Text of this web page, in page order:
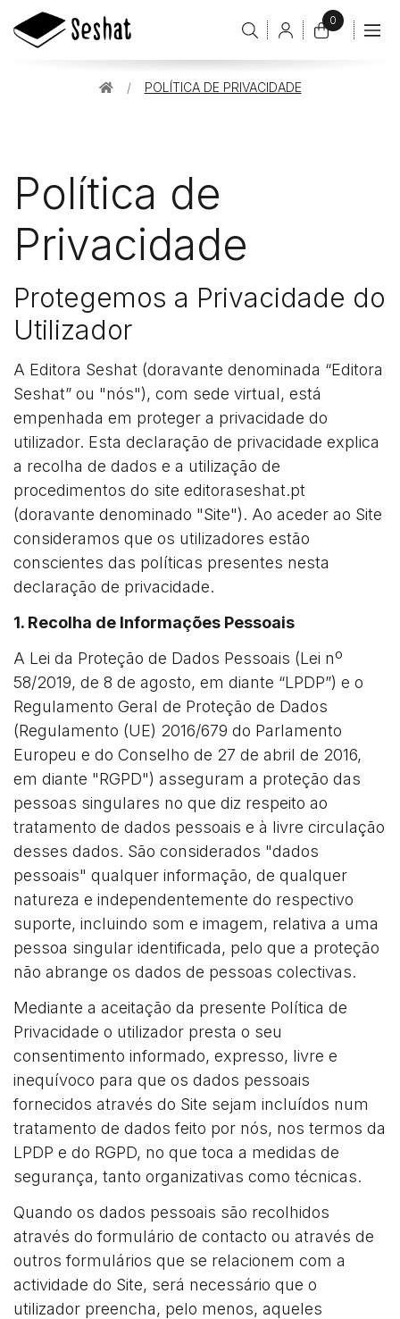
Conta
0
POLÍTICA DE PRIVACIDADE
Política de
Privacidade
Protegemos a Privacidade do
Utilizador
A Editora Seshat (doravante denominada “Editora
Seshat” ou "nós"), com sede virtual, está
empenhada em proteger a privacidade do
utilizador. Esta declaração de privacidade explica
a recolha de dados e a utilização de
procedimentos do site editoraseshat.pt
(doravante denominado "Site"). Ao aceder ao Site
consideramos que os utilizadores estão
conscientes das políticas presentes nesta
declaração de privacidade.
1. Recolha de Informações Pessoais
A Lei da Proteção de Dados Pessoais (Lei nº
58/2019, de 8 de agosto, em diante “LPDP”) e o
Regulamento Geral de Proteção de Dados
(Regulamento (UE) 2016/679 do Parlamento
Europeu e do Conselho de 27 de abril de 2016,
em diante "RGPD") asseguram a proteção das
pessoas singulares no que diz respeito ao
tratamento de dados pessoais e à livre circulação
desses dados. São considerados "dados
pessoais" qualquer informação, de qualquer
natureza e independentemente do respectivo
suporte, incluindo som e imagem, relativa a uma
pessoa singular identificada, pelo que a proteção
não abrange os dados de pessoas colectivas.
Mediante a aceitação da presente Política de
Privacidade o utilizador presta o seu
consentimento informado, expresso, livre e
inequívoco para que os dados pessoais
fornecidos através do Site sejam incluídos num
tratamento de dados feito por nós, nos termos da
LPDP e do RGPD, no que toca a medidas de
segurança, tanto organizativas como técnicas.
Quando os dados pessoais são recolhidos
através do formulário de contacto ou através de
outros formulários que se relacionem com a
actividade do Site, será necessário que o
utilizador preencha, pelo menos, aqueles